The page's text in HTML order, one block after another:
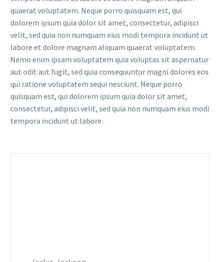
quaerat voluptatem. Neque porro quisquam est, qui
dolorem ipsum quia dolor sit amet, consectetur, adipisci
velit, sed quia non numquam eius modi tempora incidunt ut
labore et dolore magnam aliquam quaerat voluptatem.
Nemo enim ipsam voluptatem quia voluptas sit aspernatur
aut odit aut fugit, sed quia consequuntur magni dolores eos
qui ratione voluptatem sequi nesciunt. Neque porro
quisquam est, qui dolorem ipsum quia dolor sit amet,
consectetur, adipisci velit, sed quia non numquam eius modi
tempora incidunt ut labore.